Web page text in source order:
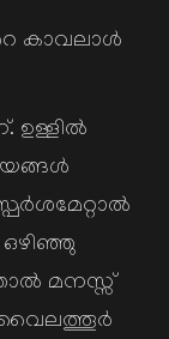
കാവലാള്‍
ഉള്ളില്‍
മനസ്സ്
വൈലത്തൂര്‍